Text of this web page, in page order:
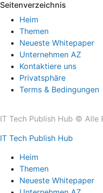
Seitenverzeichnis
Heim
Themen
Neueste Whitepaper
Unternehmen AZ
Kontaktiere uns
Privatsphäre
Terms & Bedingungen
IT Tech Publish Hub © Alle
IT Tech Publish Hub
Heim
Themen
Neueste Whitepaper